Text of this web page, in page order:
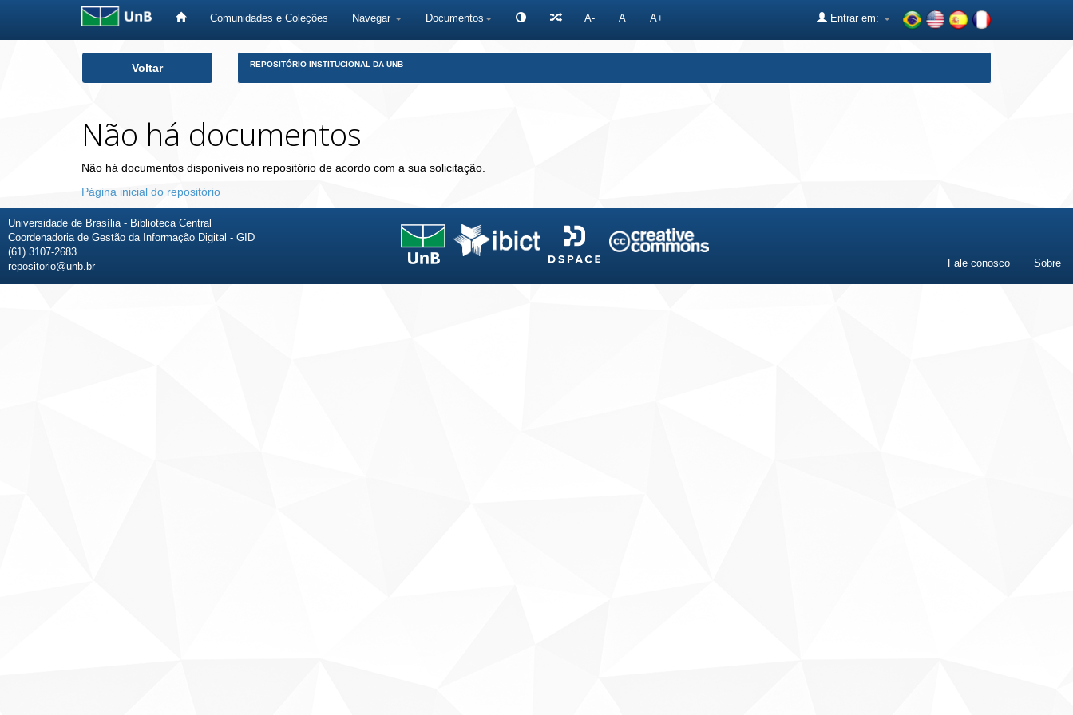
Comunidades e Coleções Navegar Documentos A- A A+ Entrar em:
Voltar REPOSITÓRIO INSTITUCIONAL DA UNB
Não há documentos
Não há documentos disponíveis no repositório de acordo com a sua solicitação.
Página inicial do repositório
Universidade de Brasília - Biblioteca Central
Coordenadoria de Gestão da Informação Digital - GID
(61) 3107-2683
repositorio@unb.br
Fale conosco Sobre